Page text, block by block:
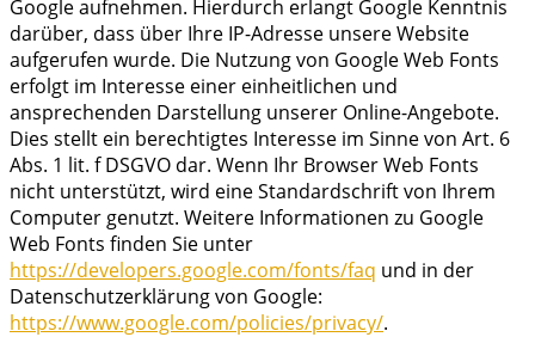
Google aufnehmen. Hierdurch erlangt Google Kenntnis
darüber, dass über Ihre IP-Adresse unsere Website
aufgerufen wurde. Die Nutzung von Google Web Fonts
erfolgt im Interesse einer einheitlichen und
ansprechenden Darstellung unserer Online-Angebote.
Dies stellt ein berechtigtes Interesse im Sinne von Art. 6
Abs. 1 lit. f DSGVO dar. Wenn Ihr Browser Web Fonts
nicht unterstützt, wird eine Standardschrift von Ihrem
Computer genutzt. Weitere Informationen zu Google
Web Fonts finden Sie unter
https://developers.google.com/fonts/faq und in der
Datenschutzerklärung von Google:
https://www.google.com/policies/privacy/.